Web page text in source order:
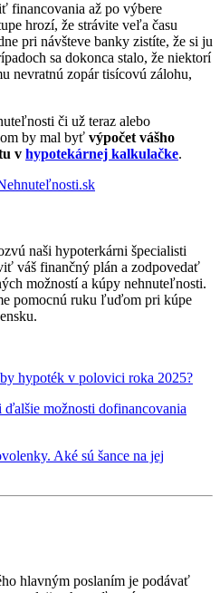
financovania až po výbere
hrozí, že strávite veľa času
pri návšteve banky zistíte, že si ju
sa dokonca stalo, že niektorí
nevratnú zopár tisícovú zálohu,
či už teraz alebo
by mal byť výpočet vášho
v hypotekárnej kalkulačke.
naši hypoterkárni špecialisti
váš finančný plán a zodpovedať
možností a kúpy nehnuteľnosti.
pomocnú ruku ľuďom pri kúpe
hypoték v polovici roka 2025?
možnosti dofinancovania
Aké sú šance na jej
hlavným poslaním je podávať